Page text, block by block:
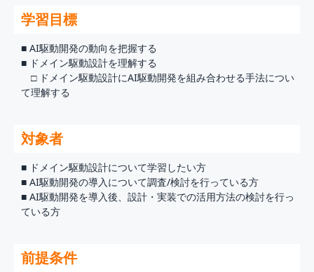
学習目標
■ AI駆動開発の動向を把握する
■ ドメイン駆動設計を理解する
□ ドメイン駆動設計にAI駆動開発を組み合わせる手法につい
て理解する
対象者
■ ドメイン駆動設計について学習したい方
■ AI駆動開発の導入について調査/検討を行っている方
■ AI駆動開発を導入後、設計・実装での活用方法の検討を行っ
ている方
前提条件